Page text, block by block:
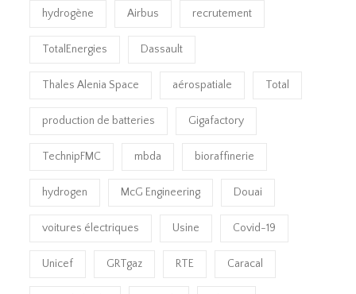
hydrogène Airbus recrutement
TotalEnergies Dassault
Thales Alenia Space aérospatiale Total
production de batteries Gigafactory
TechnipFMC mbda bioraffinerie
hydrogen McG Engineering Douai
voitures électriques Usine Covid-19
Unicef GRTgaz RTE Caracal